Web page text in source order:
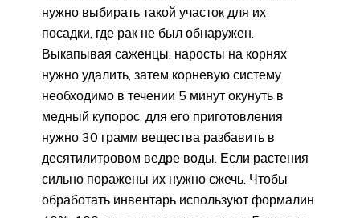
нужно выбирать такой участок для их
посадки, где рак не был обнаружен.
Выкапывая саженцы, наросты на корнях
нужно удалить, затем корневую систему
необходимо в течении 5 минут окунуть в
медный купорос, для его приготовления
нужно 30 грамм вещества разбавить в
десятилитровом ведре воды. Если растения
сильно поражены их нужно сжечь. Чтобы
обработать инвентарь используют формалин